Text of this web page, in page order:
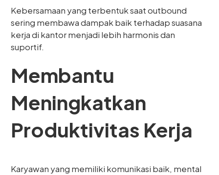
Kebersamaan yang terbentuk saat outbound
sering membawa dampak baik terhadap suasana
kerja di kantor menjadi lebih harmonis dan
suportif.
Membantu
Meningkatkan
Produktivitas Kerja
Karyawan yang memiliki komunikasi baik, mental